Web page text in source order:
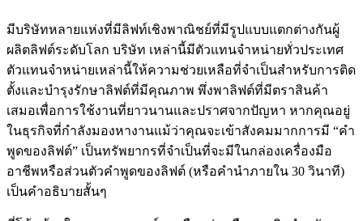
มีบริษัทหลายแห่งที่มีลิฟท์เชิงพาณิชย์ที่มีรูปแบบแตกต่างกันผู้
ผลิตลิฟต์ระดับโลก บริษัท เหล่านี้มีตัวแทนจำหน่ายทั่วประเทศ
ตัวแทนจำหน่ายเหล่านี้ให้ความช่วยเหลือที่จำเป็นสำหรับการติด
ตั้งและบำรุงรักษาลิฟต์ที่มีคุณภาพ พึ่งพาลิฟต์ที่มีตราสินค้า
เสมอเพื่อการใช้งานที่ยาวนานและปราศจากปัญหา หากคุณอยู่
ในธุรกิจที่กำลังมองหางานแม้ว่าคุณจะเข้าสังคมมากการมี “คำ
พูดของลิฟต์” เป็นทรัพยากรที่จำเป็นที่จะมีในกล่องเครื่องมือ
อาชีพหรือส่วนตัวคำพูดของลิฟต์ (หรือคำนำภายใน 30 วินาที)
เป็นคำอธิบายสั้นๆ